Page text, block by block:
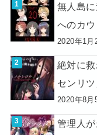
無人島
へのカ
2020年1月
絶対に
センリ
2020年8月
管理人